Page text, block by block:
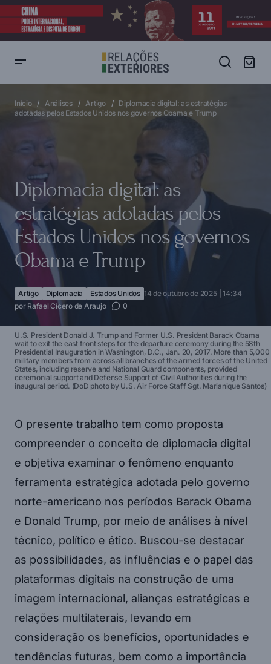
governos Obama e Trump
Início Análises Artigo
Diplomacia digital: as estratégias
adotadas pelos Estados Unidos nos governos Obama e Trump
Diplomacia digital: as
estratégias adotadas pelos
Estados Unidos nos governos
Obama e Trump
Artigo Diplomacia Estados Unidos 14 de outubro de 2025 | 14:34
por Rafael Cícero de Araujo 0
U.S. President Donald J. Trump and Former U.S. President Barack Obama
wait to exit the east front steps for the departure ceremony during the 58th
Presidential Inauguration in Washington, D.C., Jan. 20, 2017. More than 5,000
military members from across all branches of the armed forces of the United
States, including reserve and National Guard components, provided
ceremonial support and Defense Support of Civil Authorities during the
inaugural period. (DoD photo by U.S. Air Force Staff Sgt. Marianique Santos)
O presente trabalho tem como proposta
compreender o conceito de diplomacia digital
e objetiva examinar o fenômeno enquanto
ferramenta estratégica adotada pelo governo
norte-americano nos períodos Barack Obama
e Donald Trump, por meio de análises à nível
técnico, político e ético. Buscou-se destacar
as possibilidades, as influências e o papel das
plataformas digitais na construção de uma
imagem internacional, alianças estratégicas e
relações multilaterais, levando em
consideração os benefícios, oportunidades e
tendências futuras, bem como a importância